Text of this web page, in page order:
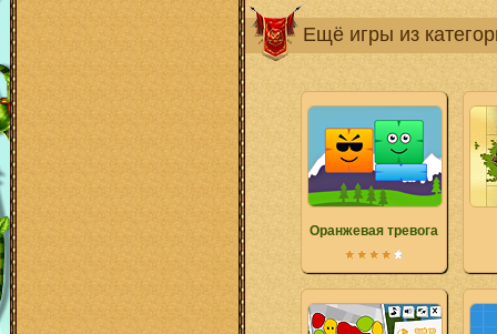
Ещё игры из
Оранжевая тревога